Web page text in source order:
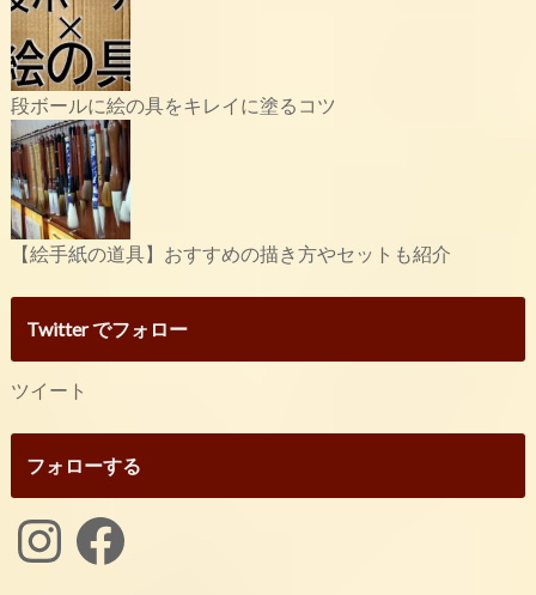
段ボールに絵の具をキレイに塗るコツ
【絵手紙の道具】おすすめの描き方やセットも紹介
Twitter でフォロー
ツイート
フォローする
InstagramFacebook